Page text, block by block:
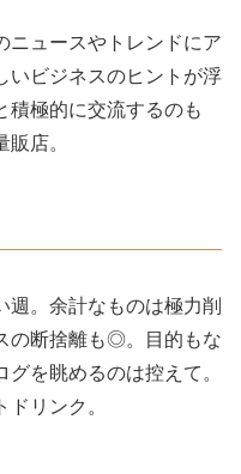
ニュースやトレンドにア
いビジネスのヒントが浮
積極的に交流するのも
店。
週。余計なものは極力削
の断捨離も◎。目的もな
を眺めるのは控えて。
リンク。